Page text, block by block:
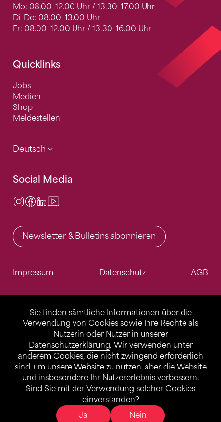
Sie finden sämtliche Informationen über die
Verwendung von Cookies sowie Ihre Rechte als
Nutzerin oder Nutzer in unserer
Datenschutzerklärung. Wir verwenden unter
anderem Cookies, die nicht zwingend erforderlich
sind, um unsere Website zu nutzen, aber die Website
und insbesondere Ihr Nutzererlebnis verbessern.
Sind Sie mit der Verwendung solcher Cookies
einverstanden?
Ja
Nein
Mo: 08.00–12.00 Uhr / 13.30–17.00 Uhr
Di-Do: 08.00–13.00 Uhr
Fr: 08.00–12.00 Uhr / 13.30–16.00 Uhr
Quicklinks
Jobs
Medien
Shop
Meldestellen
Deutsch
Social Media
Instagram
Facebook
LinkedIn
Newsletter & Bulletins abonnieren
Impressum Datenschutz AGB